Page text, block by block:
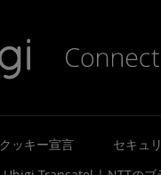
クッキー宣言 セキュ